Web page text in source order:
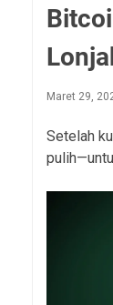
Maret 29,
Setelah